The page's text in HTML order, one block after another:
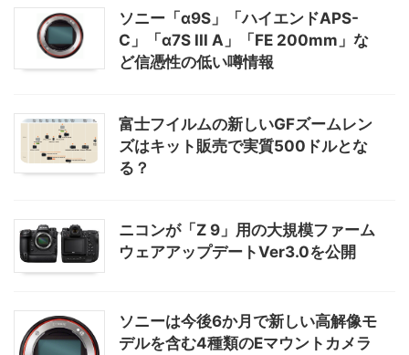
ソニー「α9S」「ハイエンドAPS-
C」「α7S III A」「FE 200mm」な
ど信憑性の低い噂情報
富士フイルムの新しいGFズームレン
ズはキット販売で実質500ドルとな
る？
ニコンが「Z 9」用の大規模ファーム
ウェアアップデートVer3.0を公開
ソニーは今後6か月で新しい高解像モ
デルを含む4種類のEマウントカメラ